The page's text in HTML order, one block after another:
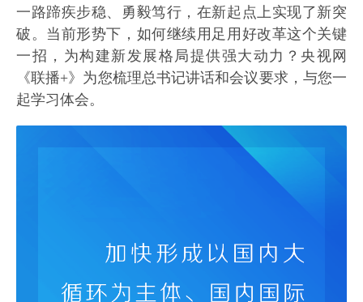
一路蹄疾步稳、勇毅笃行，在新起点上实现了新突
破。当前形势下，如何继续用足用好改革这个关键
一招，为构建新发展格局提供强大动力？央视网
《联播+》为您梳理总书记讲话和会议要求，与您一
起学习体会。